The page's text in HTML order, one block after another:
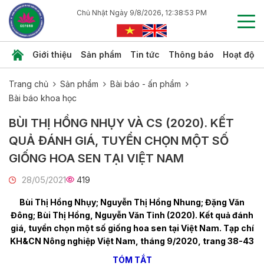
Chủ Nhật Ngày 9/8/2026, 12:38:54 PM
Giới thiệu Sản phẩm Tin tức Thông báo Hoạt
Trang chủ Sản phẩm
Bài báo - ấn phẩm
Bài báo khoa học
BÙI THỊ HỒNG NHỤY VÀ CS (2020). KẾT
QUẢ ĐÁNH GIÁ, TUYỂN CHỌN MỘT SỐ
GIỐNG HOA SEN TẠI VIỆT NAM
28/05/2021 419
Bùi Thị Hồng Nhụy; Nguyễn Thị Hồng Nhung; Đặng Văn
Đông; Bùi Thị Hồng, Nguyễn Văn Tỉnh (2020). Kết quả đánh
giá, tuyển chọn một số giống hoa sen tại Việt Nam. Tạp chí
KH&CN Nông nghiệp Việt Nam, tháng 9/2020, trang 38-43
TÓM TẮT